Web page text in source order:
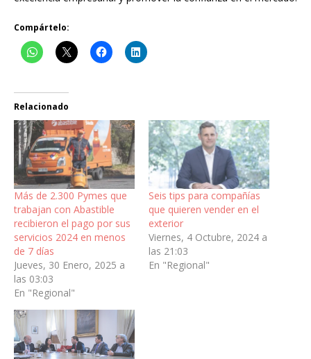
Compártelo:
Relacionado
Más de 2.300 Pymes que
trabajan con Abastible
recibieron el pago por sus
servicios 2024 en menos
de 7 días
Jueves, 30 Enero, 2025 a
las 03:03
En "Regional"
Seis tips para compañías
que quieren vender en el
exterior
Viernes, 4 Octubre, 2024 a
las 21:03
En "Regional"